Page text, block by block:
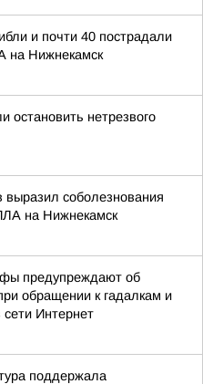
и почти 40 пострадали
на Нижнекамск
остановить нетрезвого
соболезнования
на Нижнекамск
предупреждают об
обращении к гадалкам и
сети Интернет
поддержала